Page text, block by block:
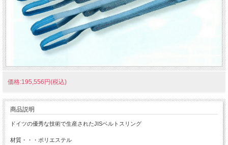
価格:195,556円(税込)
商品説明
ドイツの優秀な技術で生産されたJISベルトスリング
材質・・・ポリエステル